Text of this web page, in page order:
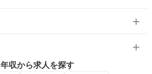
年収から求人を探す